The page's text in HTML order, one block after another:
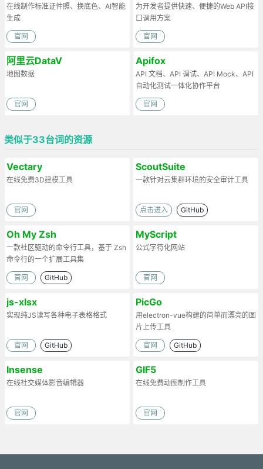
在线制作标准证件照、换底色、AI智能
生成
官网
为开发者提供快速、便捷的Web API接
口调用方案
官网
阿里云DataV
地图数据
官网
Apifox
API 文档、API 调试、API Mock、API
自动化测试一体化协作平台
官网
类似于33台词的资源
Vectary
在线免费3D建模工具
官网
ScoutSuite
一款针对云集群环境的安全审计工具
点击进入 GitHub
Oh My Zsh
一款社区驱动的命令行工具，基于 Zsh
命令行的一个扩展工具集
官网 GitHub
MyScript
公式字符化网站
官网
js-xlsx
实现纯JS读写各种电子表格格式
官网 GitHub
PicGo
用electron-vue构建的简单而漂亮的图
片上传工具
官网 GitHub
Insense
在线社交媒体影音编辑器
官网
GIF5
在线免费动图制作工具
官网